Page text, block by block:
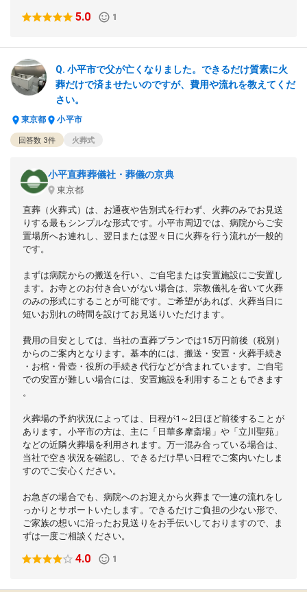
5.0 1
小平市で父が亡くなりました。できるだけ質素に火
葬だけで済ませたいのですが、費用や流れを教えてくだ
さい。
東京都 小平市
回答数 3件 火葬式
小平直葬葬儀社・葬儀の京典
東京都
直葬（火葬式）は、お通夜や告別式を行わず、火葬のみでお見送
りする最もシンプルな形式です。小平市周辺では、病院からご安
置場所へお連れし、翌日または翌々日に火葬を行う流れが一般的
です。
まずは病院からの搬送を行い、ご自宅または安置施設にご安置し
ます。お寺とのお付き合いがない場合は、宗教儀礼を省いて火葬
のみの形式にすることが可能です。ご希望があれば、火葬当日に
短いお別れの時間を設けてお見送りいただけます。
費用の目安としては、当社の直葬プランでは15万円前後（税別）
からのご案内となります。基本的には、搬送・安置・火葬手続き
・お棺・骨壺・役所の手続き代行などが含まれています。ご自宅
での安置が難しい場合には、安置施設を利用することもできます
。
火葬場の予約状況によっては、日程が1～2日ほど前後することが
あります。小平市の方は、主に「日華多摩斎場」や「立川聖苑」
などの近隣火葬場を利用されます。万一混み合っている場合は、
当社で空き状況を確認し、できるだけ早い日程でご案内いたしま
すのでご安心ください。
お急ぎの場合でも、病院へのお迎えから火葬まで一連の流れをし
っかりとサポートいたします。できるだけご負担の少ない形で、
ご家族の想いに沿ったお見送りをお手伝いしておりますので、ま
ずは一度ご相談ください。
4.0 1